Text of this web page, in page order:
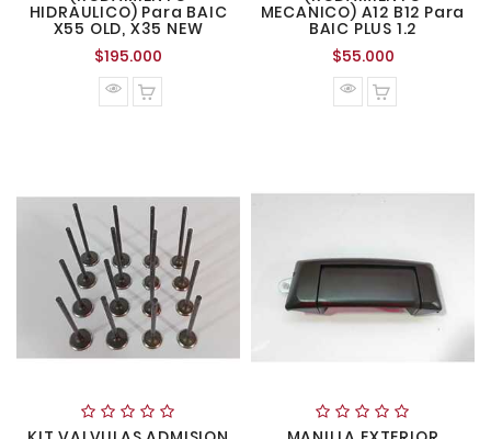
HIDRAULICO) Para BAIC
X55 OLD, X35 NEW
$195.000
normal
MECANICO) A12 B12 Para
BAIC PLUS 1.2
$55.000Precio
normal